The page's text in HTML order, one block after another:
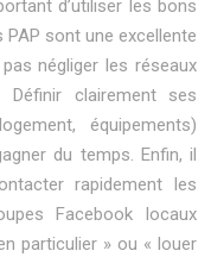
d’utiliser les bons
sont une excellente
négliger les réseaux
clairement ses
équipements)
du temps. Enfin, il
rapidement les
Facebook locaux
particulier » ou « louer